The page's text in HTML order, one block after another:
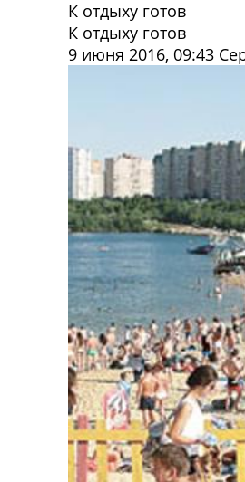
К отдыху готов
К отдыху готов
9 июня 2016, 09:43